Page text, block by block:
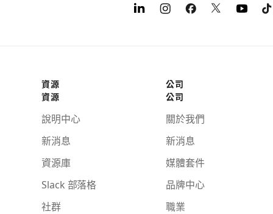
資源
資源
說明中心
新消息
資源庫
Slack 部落格
社群
公司
公司
關於我們
新消息
媒體套件
品牌中心
職業